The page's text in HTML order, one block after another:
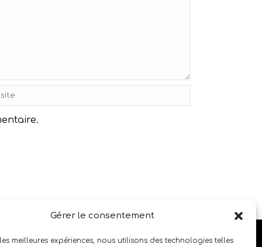
Gérer le consentement
meilleures expériences, nous utilisons des technologies telles
SUIVEZ LE SALON SUR LES RÉSEAUX SOCIAUX